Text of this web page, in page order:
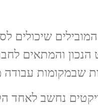
שיכולים
הנכון והמתאים
שבמקומות עבודה
נחשב לאחד